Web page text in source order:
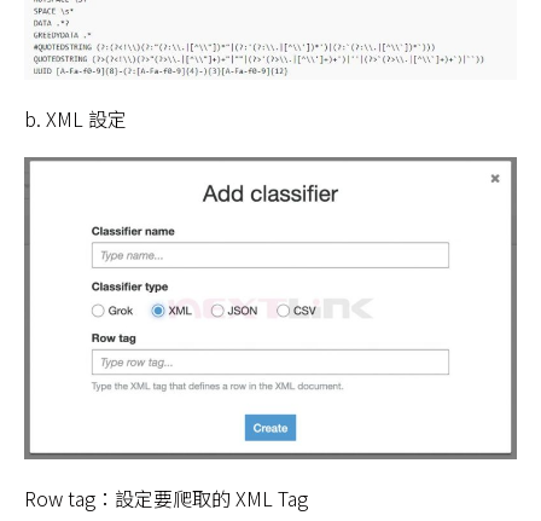
b. XML 設定
Row tag：設定要爬取的 XML Tag